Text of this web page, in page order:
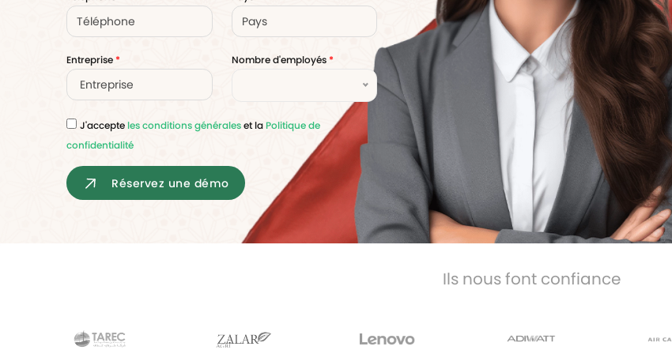
Entreprise * Nombre d'employés *
J'accepteles conditions généraleset la Politique de
confidentialité
Réservez une démo
Ils nous font confiance
votre paie
Tâches et check-lists
Optimisez le suivi de vos tâches et check-
lists RH
Suivez les demandes de remboursement de